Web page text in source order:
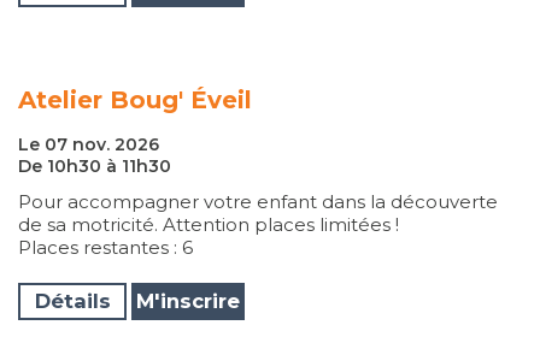
Atelier Boug' Éveil
Le 07 nov. 2026
De 10h30 à 11h30
Pour accompagner votre enfant dans la découverte
de sa motricité. Attention places limitées !
Places restantes : 6
Détails M'inscrire